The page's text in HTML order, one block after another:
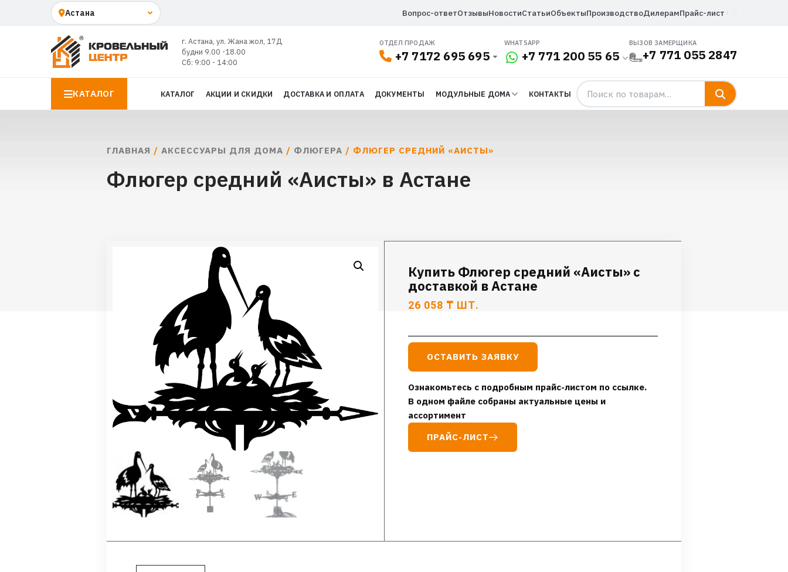
Вопрос-ответОтзывыНовостиСтатьиОбъектыПроизводствоДилерамПрайс-лист
г. Астана, ул. Жана жол, 17Д
будни 9.00 -18.00
Сб: 9:00 - 14:00
ОТДЕЛ ПРОДАЖ
+7 7172 695 695
WHATSAPP
+7 771 200 55 65
ВЫЗОВ ЗАМЕРЩИКА
+7 771 055 2847
КАТАЛОГ КАТАЛОГ АКЦИИ И СКИДКИ ДОСТАВКА И ОПЛАТА ДОКУМЕНТЫ МОДУЛЬНЫЕ ДОМА КОНТАКТЫ
ГЛАВНАЯ / АКСЕССУАРЫ ДЛЯ ДОМА / ФЛЮГЕРА / ФЛЮГЕР СРЕДНИЙ «АИСТЫ»
Флюгер средний «Аисты» в Астане
Купить Флюгер средний «Аисты» с
доставкой в Астане
26 058 ₸ ШТ.
ОСТАВИТЬ ЗАЯВКУ
Ознакомьтесь с подробным прайс-листом по ссылке.
В одном файле собраны актуальные цены и
ассортимент
ПРАЙС-ЛИСТ